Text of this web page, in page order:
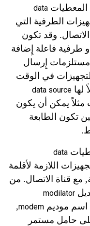
المعطيات data
الطرفية التي
الاتصال. وقد تكون
طرفية فاعلة إِضافة
مستلزمات إِرسال
في الوقت
data source
يمكن أن يكون
تكون الطابعة
data
اللازمة لأقلمة
مع قناة الاتصال. من
modilator
اسم موديم modem
,
حامل مستمر